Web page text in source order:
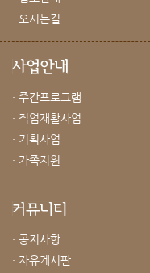
· 오시는길
· 주간프로그램
· 직업재활사업
· 기획사업
· 가족지원
· 공지사항
· 자유게시판